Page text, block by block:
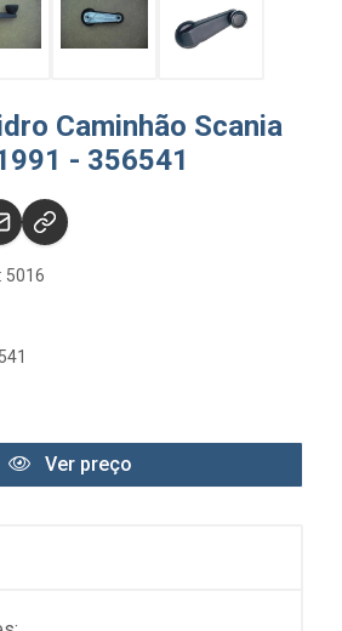
Caminhão Scania
- 356541
5016
Ver preço